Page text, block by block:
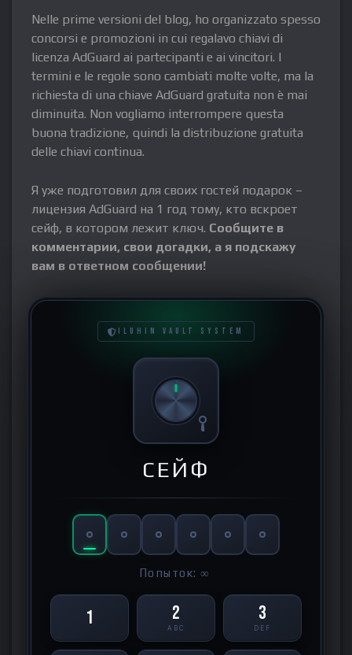
Nelle prime versioni del blog, ho organizzato spesso
concorsi e promozioni in cui regalavo chiavi di
licenza AdGuard ai partecipanti e ai vincitori. I
termini e le regole sono cambiati molte volte, ma la
richiesta di una chiave AdGuard gratuita non è mai
diminuita. Non vogliamo interrompere questa
buona tradizione, quindi la distribuzione gratuita
delle chiavi continua.
Я уже подготовил для своих гостей подарок –
лицензия AdGuard на 1 год тому, кто вскроет
сейф, в котором лежит ключ. Сообщите в
комментарии, свои догадки, а я подскажу
вам в ответном сообщении!
ILUHIN VAULT SYSTEM
СЕЙФ
Попыток: ∞
1 2
ABC
3
DEF